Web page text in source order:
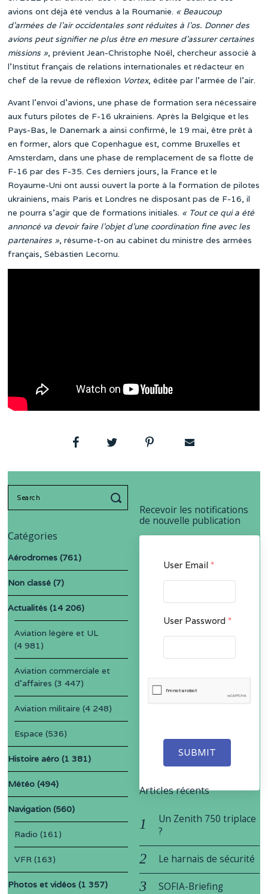
avions ont déjà été vendus à la Roumanie. « Beaucoup
d’armées de l’air occidentales sont réduites à l’os. Donner des
avions peut signifier ne plus être en mesure d’assurer certaines
missions », prévient Jean-Christophe Noël, chercheur associé à
l’Institut français de relations internationales et rédacteur en
chef de la revue de réflexion Vortex, éditée par l’armée de l’air.
Avant l’envoi d’avions, une phase de formation sera nécessaire
aux futurs pilotes de F-16 ukrainiens. Après la Belgique et les
Pays-Bas, le Danemark a ainsi confirmé, le 19 mai, être prêt à
en former, alors que Copenhague est, comme Bruxelles et
Amsterdam, dans une phase de remplacement de sa flotte de
F-16 par des F-35. Ces derniers jours, la France et le
Royaume-Uni ont aussi ouvert la porte à la formation de pilotes
ukrainiens, mais Paris et Londres ne disposant pas de F-16, il
ne pourra s’agir que de formations initiales. « Tout ce qui a été
annoncé va devoir faire l’objet d’une coordination fine avec les
partenaires », résume-t-on au cabinet du ministre des armées
français, Sébastien Lecornu.
Recevoir les notifications
de nouvelle publication
User Email *
User Password *
SUBMIT
Catégories
Aérodromes (761)
Non classé (7)
Actualités (14 206)
Aviation légère et UL
(4 981)
Aviation commerciale et
d'affaires (3 447)
Aviation militaire (4 248)
Espace (536)
Histoire aéro (1 381)
Météo (494)
Navigation (560)
Radio (161)
VFR (163)
Photos et vidéos (1 357)
Articles récents
Un Zenith 750 triplace
?
Le harnais de sécurité
SOFIA-Briefing